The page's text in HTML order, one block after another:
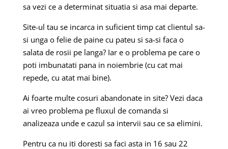
sa vezi ce a determinat situatia si asa mai departe.
Site-ul tau se incarca in suficient timp cat clientul sa-
si unga o felie de paine cu pateu si sa-si faca o
salata de rosii pe langa? Iar e o problema pe care o
poti imbunatati pana in noiembrie (cu cat mai
repede, cu atat mai bine).
Ai foarte multe cosuri abandonate in site? Vezi daca
ai vreo problema pe fluxul de comanda si
analizeaza unde e cazul sa intervii sau ce sa elimini.
Pentru ca nu iti doresti sa faci asta in 16 sau 22